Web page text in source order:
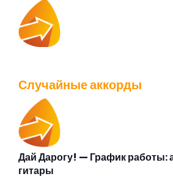
Перейти
Валентин Стрыкало — Gay
Случайные аккорды
Дай Дарогу! — График работы:
гитары